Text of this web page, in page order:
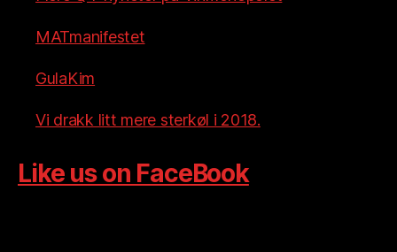
MATmanifestet
GulaKim
Vi drakk litt mere sterkøl i 2018.
Like us on FaceBook